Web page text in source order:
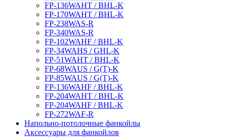
FP-136WAHT / BHL-K
FP-170WAHT / BHL-K
FP-238WAS-R
FP-340WAS-R
FP-102WAHF / BHL-K
FP-34WAHS / GHL-K
FP-51WAHT / BHL-K
FP-68WAUS / G(T)-K
FP-85WAUS / G(T)-K
FP-136WAHF / BHL-K
FP-204WAHT / BHL-K
FP-204WAHF / BHL-K
FP-272WAF-R
Напольно-потолочные фанкойлы
Аксессуары для фанкойлов